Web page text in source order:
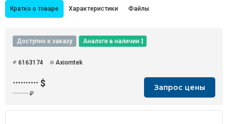
Кратко о товаре Характеристики Файлы
Доступно к заказу Аналоги в наличии
6163174 Axiomtek
·········· $
·········· ₽
Запрос цены